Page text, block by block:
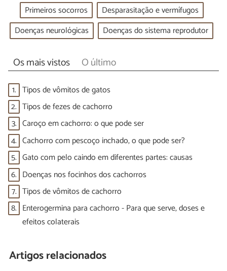
Primeiros socorros
Desparasitação e vermífugos
Doenças neurológicas
Doenças do sistema reprodutor
Os mais vistos O último
1. Tipos de vômitos de gatos
2. Tipos de fezes de cachorro
3. Caroço em cachorro: o que pode ser
4. Cachorro com pescoço inchado, o que pode ser?
5. Gato com pelo caindo em diferentes partes: causas
6. Doenças nos focinhos dos cachorros
7. Tipos de vômitos de cachorro
8. Enterogermina para cachorro - Para que serve, doses e
efeitos colaterais
Artigos relacionados